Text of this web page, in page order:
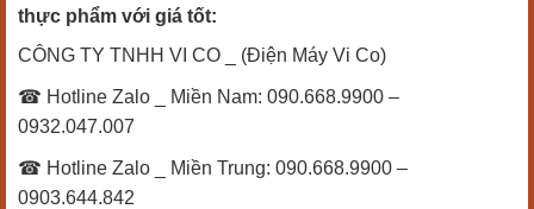
thực phẩm với giá tốt:
CÔNG TY TNHH VI CO _ (Điện Máy Vi Co)
☎ Hotline Zalo _ Miền Nam: 090.668.9900 –
0932.047.007
☎ Hotline Zalo _ Miền Trung: 090.668.9900 –
0903.644.842